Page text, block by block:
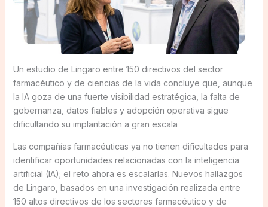
Un estudio de Lingaro entre 150 directivos del sector
farmacéutico y de ciencias de la vida concluye que, aunque
la IA goza de una fuerte visibilidad estratégica, la falta de
gobernanza, datos fiables y adopción operativa sigue
dificultando su implantación a gran escala
Las compañías farmacéuticas ya no tienen dificultades para
identificar oportunidades relacionadas con la inteligencia
artificial (IA); el reto ahora es escalarlas. Nuevos hallazgos
de Lingaro, basados en una investigación realizada entre
150 altos directivos de los sectores farmacéutico y de